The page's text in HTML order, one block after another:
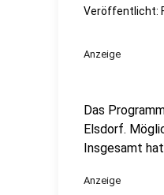
Veröffentlicht:
Anzeige
Das
Elsdorf.
Insgesamt
Anzeige